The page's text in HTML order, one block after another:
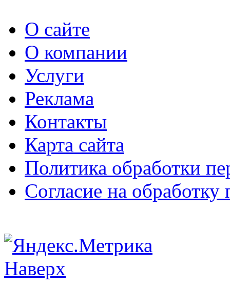
О сайте
О компании
Услуги
Реклама
Контакты
Карта сайта
Политика обработки
Согласие на
Наверх